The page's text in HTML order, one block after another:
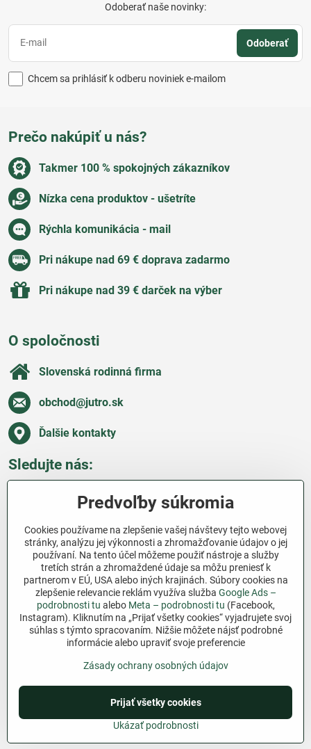
Odoberať naše novinky:
Odoberať
Chcem sa prihlásiť k odberu noviniek e-mailom
Prečo nakúpiť u nás?
Takmer 100 % spokojných zákazníkov
Nízka cena produktov - ušetríte
Rýchla komunikácia - mail
Pri nákupe nad 69 € doprava zadarmo
Pri nákupe nad 39 € darček na výber
O spoločnosti
Slovenská rodinná firma
obchod​@jutro​.sk
Ďalšie kontakty
Sledujte nás:
Všetko o nákupe
Ďakujeme za podporu
Sme slovenský e-shop bez dotácií​. Fungujeme len
vďaka vám – ľuďom, ktorí veria v poctivú prácu a
lásku k pôde​. Každý nákup na Jutro​.sk nám pomáha
pokračovať v tom, čo má zmysel – pomáhať
záhradkárom zadarmo a srdcom​.
©2026Copyright
Predvoľby súkromiaZásady ochrany osobných údajov
Podmienky používania
Vytvorené pomocou:BiznisWeb.sk
Predvoľby súkromia
Cookies používame na zlepšenie vašej návštevy tejto webovej
stránky, analýzu jej výkonnosti a zhromažďovanie údajov o jej
používaní. Na tento účel môžeme použiť nástroje a služby
tretích strán a zhromaždené údaje sa môžu preniesť k
partnerom v EÚ, USA alebo iných krajinách. Súbory cookies na
zlepšenie relevancie reklám využíva služba Google Ads –
podrobnosti tu alebo Meta – podrobnosti tu (Facebook,
Instagram). Kliknutím na „Prijať všetky cookies“ vyjadrujete svoj
súhlas s týmto spracovaním. Nižšie môžete nájsť podrobné
informácie alebo upraviť svoje preferencie
Zásady ochrany osobných údajov
Ukázať podrobnosti
Prijať všetky cookies